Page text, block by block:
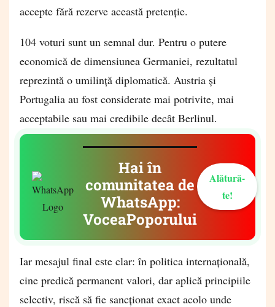
accepte fără rezerve această pretenție.
104 voturi sunt un semnal dur. Pentru o putere
economică de dimensiunea Germaniei, rezultatul
reprezintă o umilință diplomatică. Austria și
Portugalia au fost considerate mai potrivite, mai
acceptabile sau mai credibile decât Berlinul.
Hai în
comunitatea de
WhatsApp:
VoceaPoporului
Alătură-
te!
Iar mesajul final este clar: în politica internațională,
cine predică permanent valori, dar aplică principiile
selectiv, riscă să fie sancționat exact acolo unde